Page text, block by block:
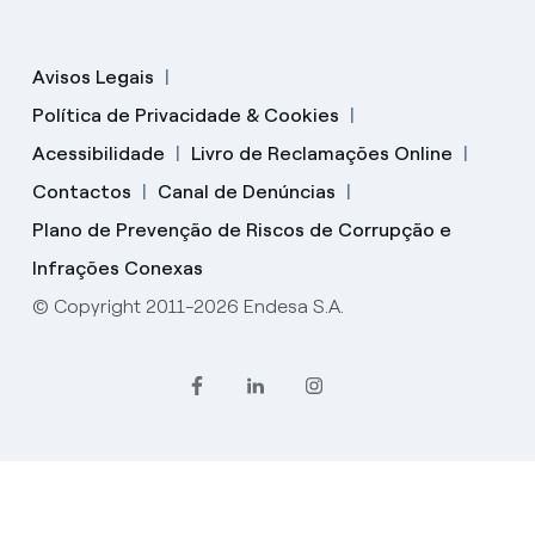
Avisos Legais
Política de Privacidade & Cookies
Acessibilidade
Livro de Reclamações Online
Contactos
Canal de Denúncias
Plano de Prevenção de Riscos de Corrupção e
Infrações Conexas
© Copyright 2011-2026 Endesa S.A.